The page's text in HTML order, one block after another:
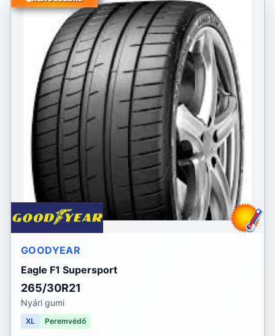
GOODYEAR
Eagle F1 Supersport
265/30R21
Nyári gumi
XL Peremvédő